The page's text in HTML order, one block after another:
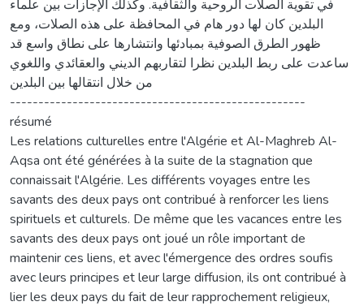
في تقوية الصلات الروحية والثقافية. وكذلك الإجازات بين علماء
البلدين كان لها دور هام في المحافظة على هذه الصلات، ومع
ظهور الطرق الصوفية بمبادئها وانتشارها على نطاق واسع قد
ساعدت على ربط البلدين نظرا لتقاربهم الديني والعقائدي واللغوي
من خلال انتقالها بين البلدين
----------------------------------------------------
résumé
Les relations culturelles entre l'Algérie et Al-Maghreb Al-
Aqsa ont été générées à la suite de la stagnation que
connaissait l'Algérie. Les différents voyages entre les
savants des deux pays ont contribué à renforcer les liens
spirituels et culturels. De même que les vacances entre les
savants des deux pays ont joué un rôle important de
maintenir ces liens, et avec l'émergence des ordres soufis
avec leurs principes et leur large diffusion, ils ont contribué à
lier les deux pays du fait de leur rapprochement religieux,